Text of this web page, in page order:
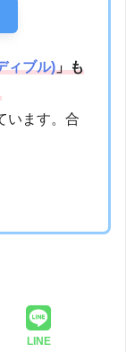
ィブル)」も
います。合
LINE